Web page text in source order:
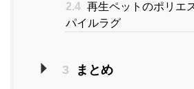
2.4 再生ペットのポリエ
パイルラグ
3 まとめ